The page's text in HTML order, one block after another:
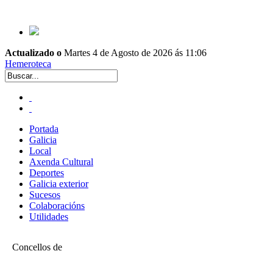
Actualizado o Martes 4 de Agosto de 2026 ás 11:06
Hemeroteca
Portada
Galicia
Local
Axenda Cultural
Deportes
Galicia exterior
Sucesos
Colaboracións
Utilidades
Concellos de